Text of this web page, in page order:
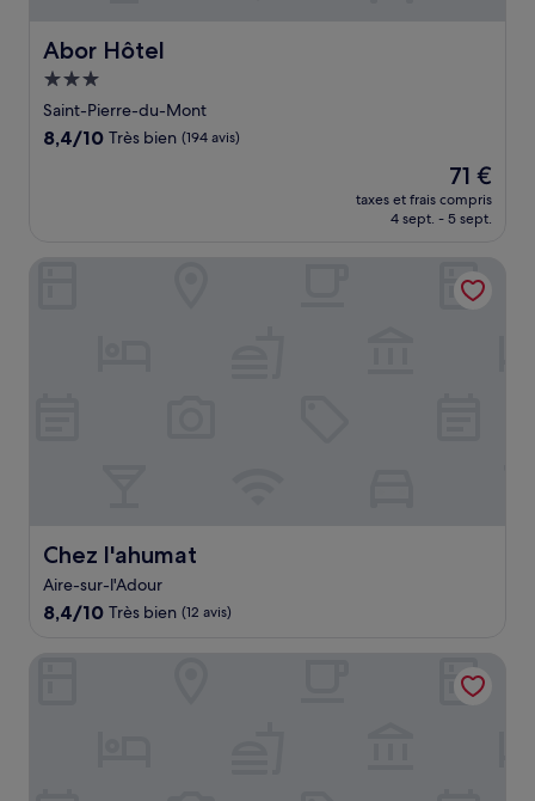
Abor Hôtel
Abor Hôtel
Hébergement
3.0 étoiles
Saint-Pierre-du-Mont
8.4
8,4/10 Très bien (194 avis)
Le
nouveau
prix
de
71 €
71 €
taxes et frais compris
4 sept. - 5 sept.
Chez l'ahumat
Chez l'ahumat
Aire-sur-l'Adour
8.4
10,
8,4/10 Très bien (12 avis)